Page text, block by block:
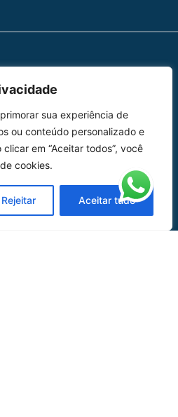
sua experiência de
ou conteúdo personalizado e
em “Aceitar todos”, você
cookies.
Rejeitar Aceitar tudo
Home
Peças
Catálogo de Aplicações
Oficina de Mangueiras